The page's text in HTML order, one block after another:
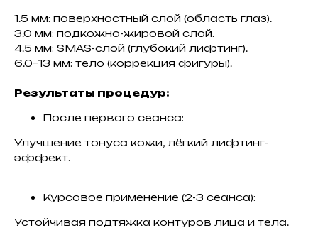
1.5 мм: поверхностный слой (область глаз).
3.0 мм: подкожно-жировой слой.
4.5 мм: SMAS-слой (глубокий лифтинг).
6.0–13 мм: тело (коррекция фигуры).
Результаты процедур:
После первого сеанса:
Улучшение тонуса кожи, лёгкий лифтинг-
эффект.
Курсовое применение (2-3 сеанса):
Устойчивая подтяжка контуров лица и тела.